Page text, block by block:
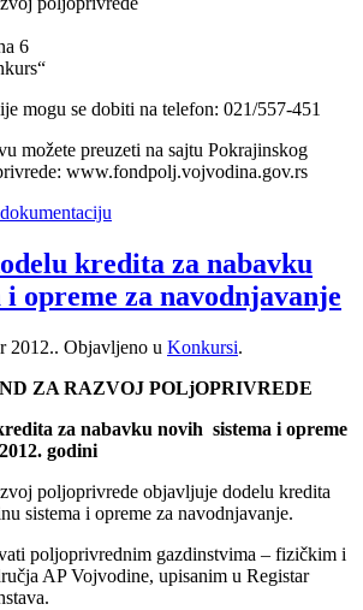
6
mogu se dobiti na telefon: 021/557-451
možete preuzeti na sajtu Pokrajinskog
www.fondpolj.vojvodina.gov.rs
kredita za nabavku
i opreme za navodnjavanje
2012.. Objavljeno u Konkursi.
ZA RAZVOJ POLjOPRIVREDE
za nabavku novih sistema i opreme
godini
poljoprivrede objavljuje dodelu kredita
sistema i opreme za navodnjavanje.
poljoprivrednim gazdinstvima – fizičkim i
AP Vojvodine, upisanim u Registar